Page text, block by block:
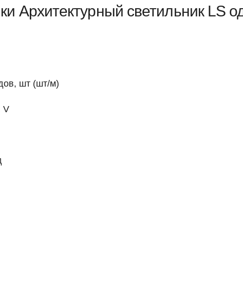
Архитектурный светильник LS
шт (шт/м)
V